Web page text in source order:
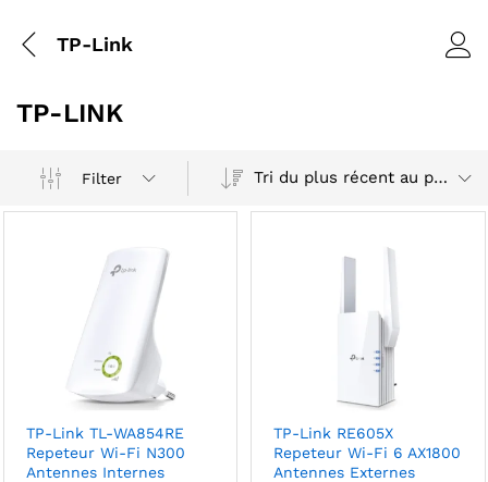
TP-Link
TP-LINK
Filter Tri du plus récent au plus ancien
TP-Link TL-WA854RE
Repeteur Wi-Fi N300
Antennes Internes
TP-Link RE605X
Repeteur Wi-Fi 6 AX1800
Antennes Externes